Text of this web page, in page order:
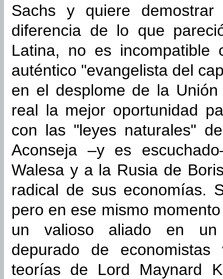
Sachs y quiere
diferencia de lo que
Latina, no es incompatible
auténtico "evangelista del
en el desplome de la
real la mejor oportunidad
con las "leyes naturales"
Aconseja –y es
Walesa y a la Rusia de
radical de sus economías.
pero en ese mismo
un valioso aliado en un
depurado de
teorías de Lord Maynard